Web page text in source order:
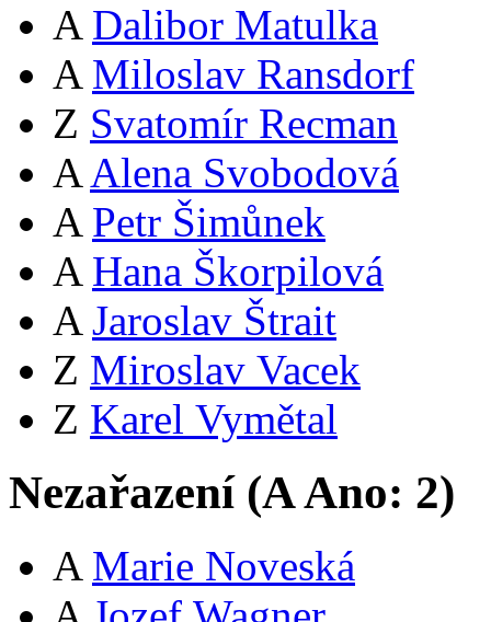
A Dalibor Matulka
A Miloslav Ransdorf
Z Svatomír Recman
A Alena Svobodová
A Petr Šimůnek
A Hana Škorpilová
A Jaroslav Štrait
Z Miroslav Vacek
Z Karel Vymětal
Nezařazení (AAno: 2)
A Marie Noveská